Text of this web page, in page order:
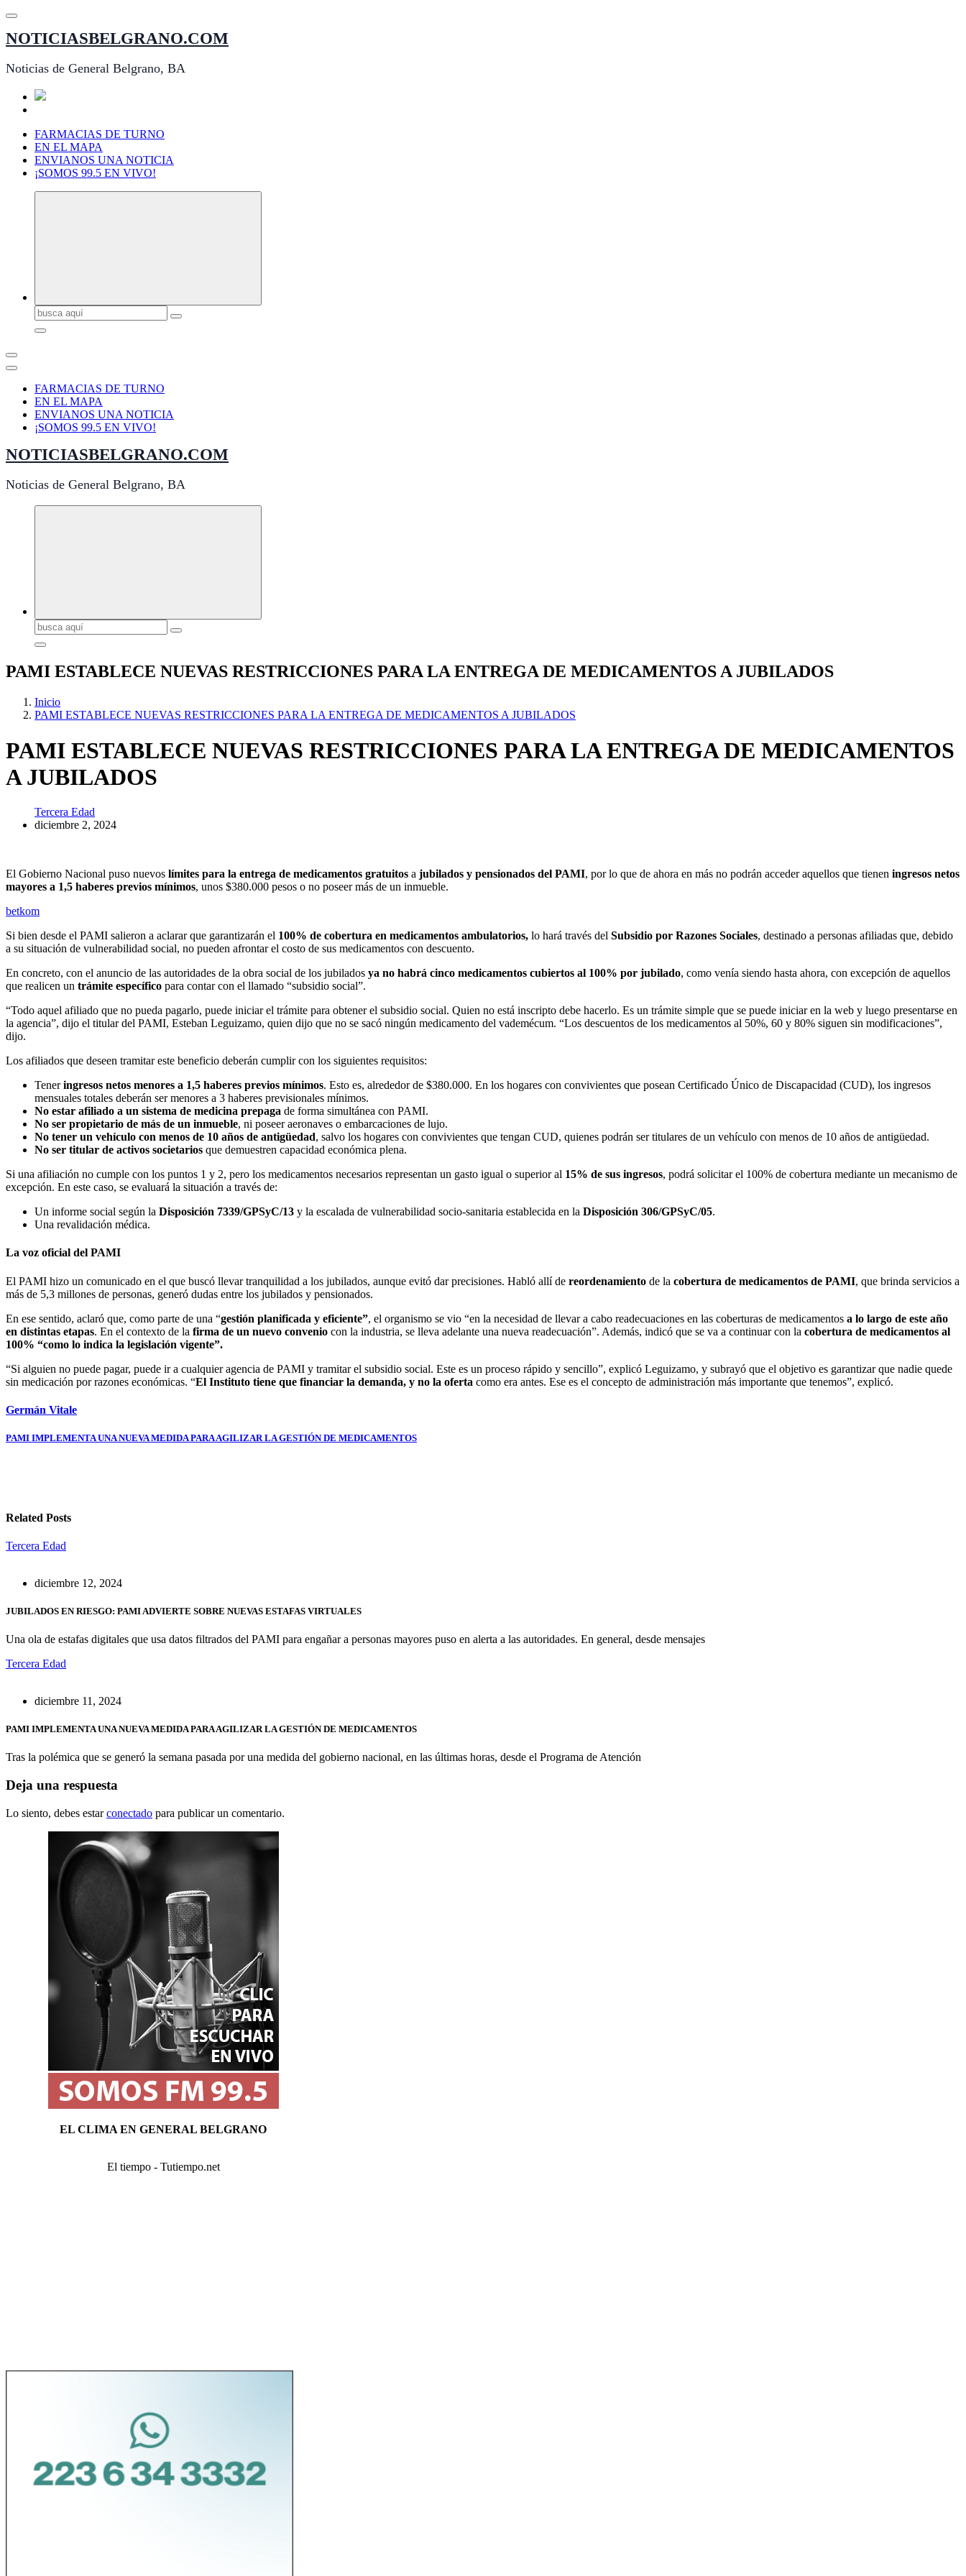
Saltar
contenido
NOTICIASBELGRANO.COM
Noticias de General Belgrano, BA
FARMACIAS DE TURNO
EN EL MAPA
ENVIANOS UNA NOTICIA
¡SOMOS 99.5 EN VIVO!
Buscar:
FARMACIAS DE TURNO
EN EL MAPA
ENVIANOS UNA NOTICIA
¡SOMOS 99.5 EN VIVO!
NOTICIASBELGRANO.COM
Noticias de General Belgrano, BA
Buscar:
PAMI ESTABLECE NUEVAS RESTRICCIONES PARA LA ENTREGA DE MEDICAMENTOS A JUBILADOS
Inicio
PAMI ESTABLECE NUEVAS RESTRICCIONES PARA LA ENTREGA DE MEDICAMENTOS A JUBILADOS
PAMI ESTABLECE NUEVAS RESTRICCIONES PARA LA ENTREGA DE MEDICAMENTOS
A JUBILADOS
Tercera Edad
diciembre 2, 2024
El Gobierno Nacional puso nuevos límites para la entrega de medicamentos gratuitos a jubilados y pensionados del PAMI, por lo que de ahora en más no podrán acceder aquellos que tienen ingresos netos
mayores a 1,5 haberes previos mínimos, unos $380.000 pesos o no poseer más de un inmueble.
betkom
Si bien desde el PAMI salieron a aclarar que garantizarán el 100% de cobertura en medicamentos ambulatorios, lo hará través del Subsidio por Razones Sociales, destinado a personas afiliadas que, debido
a su situación de vulnerabilidad social, no pueden afrontar el costo de sus medicamentos con descuento.
En concreto, con el anuncio de las autoridades de la obra social de los jubilados ya no habrá cinco medicamentos cubiertos al 100% por jubilado, como venía siendo hasta ahora, con excepción de aquellos
que realicen un trámite específico para contar con el llamado “subsidio social”.
“Todo aquel afiliado que no pueda pagarlo, puede iniciar el trámite para obtener el subsidio social. Quien no está inscripto debe hacerlo. Es un trámite simple que se puede iniciar en la web y luego presentarse en
la agencia”, dijo el titular del PAMI, Esteban Leguizamo, quien dijo que no se sacó ningún medicamento del vademécum. “Los descuentos de los medicamentos al 50%, 60 y 80% siguen sin modificaciones”,
dijo.
Los afiliados que deseen tramitar este beneficio deberán cumplir con los siguientes requisitos:
Teneringresos netos menores a 1,5 haberes previos mínimos. Esto es, alrededor de $380.000. En los hogares con convivientes que posean Certificado Único de Discapacidad (CUD), los ingresos
mensuales totales deberán ser menores a 3 haberes previsionales mínimos.
No estar afiliado a un sistema de medicina prepaga de forma simultánea con PAMI.
No ser propietario de más de un inmueble, ni poseer aeronaves o embarcaciones de lujo.
No tener un vehículo con menos de 10 años de antigüedad, salvo los hogares con convivientes que tengan CUD, quienes podrán ser titulares de un vehículo con menos de 10 años de antigüedad.
No ser titular de activos societarios que demuestren capacidad económica plena.
Si una afiliación no cumple con los puntos 1 y 2, pero los medicamentos necesarios representan un gasto igual o superior al 15% de sus ingresos, podrá solicitar el 100% de cobertura mediante un mecanismo de
excepción. En este caso, se evaluará la situación a través de:
Un informe social según la Disposición 7339/GPSyC/13 y la escalada de vulnerabilidad socio-sanitaria establecida en la Disposición 306/GPSyC/05.
Una revalidación médica.
La voz oficial del PAMI
El PAMI hizo un comunicado en el que buscó llevar tranquilidad a los jubilados, aunque evitó dar precisiones. Habló allí de reordenamiento de la cobertura de medicamentos de PAMI, que brinda servicios a
más de 5,3 millones de personas, generó dudas entre los jubilados y pensionados.
En ese sentido, aclaró que, como parte de una “gestión planificada y eficiente”, el organismo se vio “en la necesidad de llevar a cabo readecuaciones en las coberturas de medicamentos a lo largo de este año
en distintas etapas. En el contexto de la firma de un nuevo convenio con la industria, se lleva adelante una nueva readecuación”. Además, indicó que se va a continuar con la cobertura de medicamentos al
100% “como lo indica la legislación vigente”.
“Si alguien no puede pagar, puede ir a cualquier agencia de PAMI y tramitar el subsidio social. Este es un proceso rápido y sencillo”, explicó Leguizamo, y subrayó que el objetivo es garantizar que nadie quede
sin medicación por razones económicas. “El Instituto tiene que financiar la demanda, y no la oferta como era antes. Ese es el concepto de administración más importante que tenemos”, explicó.
Germán Vitale
Navegación
PAMI IMPLEMENTA UNA NUEVA MEDIDA PARA AGILIZAR LA GESTIÓN DE MEDICAMENTOS
Related Posts
Tercera Edad
diciembre 12, 2024
JUBILADOS EN RIESGO: PAMI ADVIERTE SOBRE NUEVAS ESTAFAS VIRTUALES
Una ola de estafas digitales que usa datos filtrados del PAMI para engañar a personas mayores puso en alerta a las autoridades. En general, desde mensajes
Tercera Edad
diciembre 11, 2024
PAMI IMPLEMENTA UNA NUEVA MEDIDA PARA AGILIZAR LA GESTIÓN DE MEDICAMENTOS
Tras la polémica que se generó la semana pasada por una medida del gobierno nacional, en las últimas horas, desde el Programa de Atención
Deja una respuesta
Lo siento, debes estarconectado para publicar un comentario.
EL CLIMA EN GENERAL BELGRANO
El tiempo - Tutiempo.net